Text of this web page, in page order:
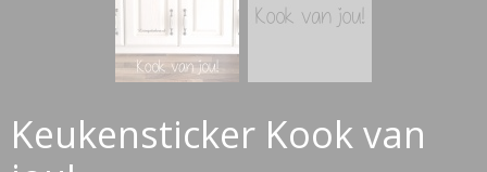
Keukensticker Kook van